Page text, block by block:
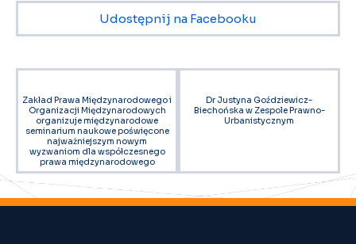
Udostępnij na Facebooku
Zakład Prawa Międzynarodowego i
Organizacji Międzynarodowych
organizuje międzynarodowe
seminarium naukowe poświęcone
najważniejszym nowym
wyzwaniom dla współczesnego
prawa międzynarodowego
Dr Justyna Goździewicz-
Biechońska w Zespole Prawno-
Urbanistycznym